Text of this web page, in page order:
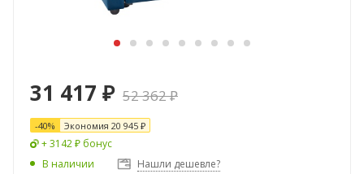
31 417 ₽ 52 362₽
-40% Экономия 20 945 ₽
+ 3142 ₽ бонус
В наличии
Нашли дешевле?